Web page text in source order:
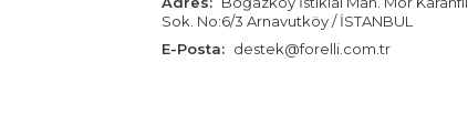
Sok. No:6/3 Arnavutköy / İSTANBUL
E-Posta: destek@forelli.com.tr